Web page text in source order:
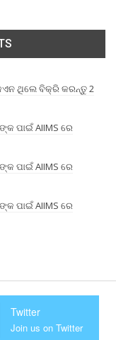
କଏନ ଥିଲେ ବିକ୍ରି କରନ୍ତୁ 2
ପାଇଁ AIIMS ରେ
ପାଇଁ AIIMS ରେ
ପାଇଁ AIIMS ରେ
Twitter
Join us on Twitter